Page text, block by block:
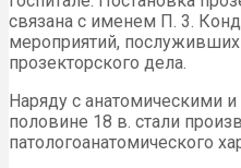
связана с именем П. 3.
мероприятий,
прозекторского дела.
Наряду с анатомическими
половине 18 в. стали
патологоанатомического